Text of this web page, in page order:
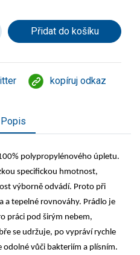
kopíruj odkaz
Popis
polypropylénového úpletu.
specifickou hmotnost,
výborně odvádí. Proto při
a tepelné rovnováhy. Prádlo je
práci pod širým nebem,
se udržuje, po vypráví rychle
odolné vůči bakteriím a plísním.